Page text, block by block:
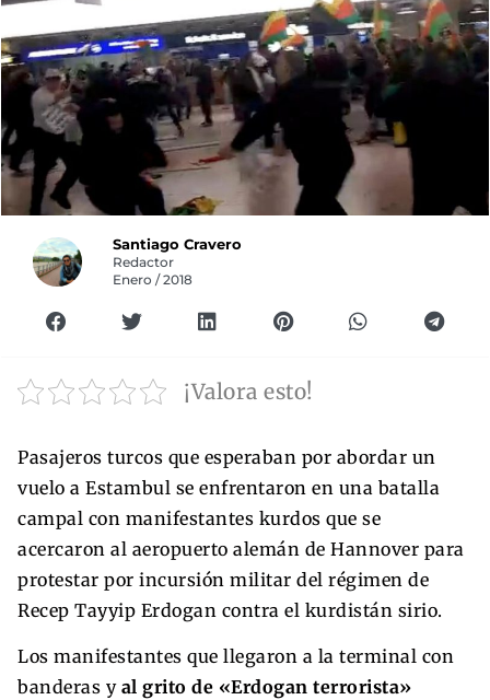
Santiago Cravero
Redactor
Enero / 2018
¡Valora esto!
Pasajeros turcos que esperaban por abordar un
vuelo a Estambul se enfrentaron en una batalla
campal con manifestantes kurdos que se
acercaron al aeropuerto alemán de Hannover para
protestar por incursión militar del régimen de
Recep Tayyip Erdogan contra el kurdistán sirio.
Los manifestantes que llegaron a la terminal con
banderas y al grito de «Erdogan terrorista»